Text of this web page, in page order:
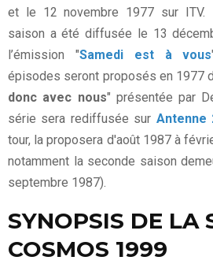
et le 12 novembre 1977 sur ITV.
saison a été diffusée le 13
l’émission "Samedi est à vous
épisodes seront proposés en 1977
donc avec nous" présentée par
série sera rediffusée sur Antenne
tour, la proposera d'août 1987 à
notamment la seconde saison
septembre 1987).
SYNOPSIS DE LA
COSMOS 1999